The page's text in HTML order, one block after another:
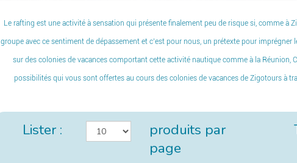
Le rafting est une activité à sensation qui présente finalement peu de risque si, comme à
groupe avec ce sentiment de dépassement et c’est pour nous, un prétexte pour
sur des colonies de vacances comportant cette activité nautique comme à la Réunion
possibilités qui vous sont offertes au cours des colonies de vacances de Zigotours à
Lister :
produits par
page